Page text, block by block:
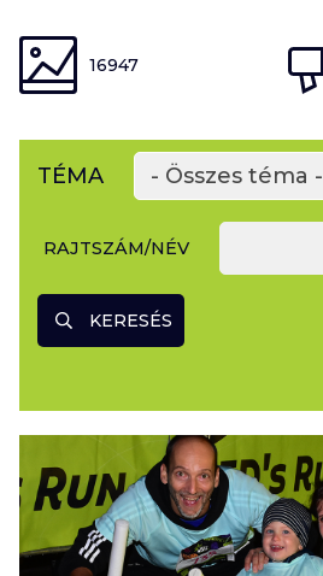
16947
TÉMA - Összes téma -
RAJTSZÁM/NÉV
KERESÉS